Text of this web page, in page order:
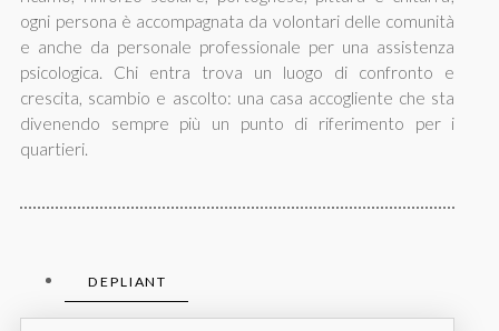
ogni persona è accompagnata da volontari delle comunità
e anche da personale professionale per una assistenza
psicologica. Chi entra trova un luogo di confronto e
crescita, scambio e ascolto: una casa accogliente che sta
divenendo sempre più un punto di riferimento per i
quartieri.
DEPLIANT